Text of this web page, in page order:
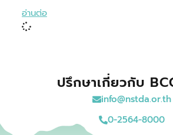
อ่านต่อ
ปรึกษาเกี่ยวกับ
info@nstda.or.th
0-2564-8000